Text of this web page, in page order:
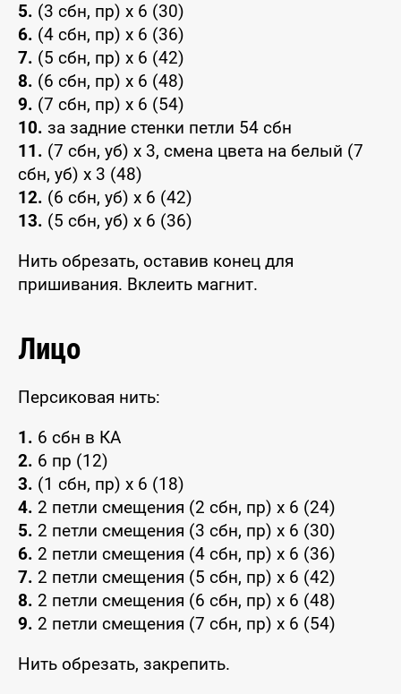
5. (3 сбн, пр) х 6 (30)
6. (4 сбн, пр) х 6 (36)
7. (5 сбн, пр) х 6 (42)
8. (6 сбн, пр) х 6 (48)
9. (7 сбн, пр) х 6 (54)
10. за задние стенки петли 54 сбн
11. (7 сбн, уб) х 3, смена цвета на белый (7
сбн, уб) х 3 (48)
12. (6 сбн, уб) х 6 (42)
13. (5 сбн, уб) х 6 (36)
Нить обрезать, оставив конец для
пришивания. Вклеить магнит.
Лицо
Персиковая нить:
1. 6 сбн в КА
2. 6 пр (12)
3. (1 сбн, пр) х 6 (18)
4. 2 петли смещения (2 сбн, пр) х 6 (24)
5. 2 петли смещения (3 сбн, пр) х 6 (30)
6. 2 петли смещения (4 сбн, пр) х 6 (36)
7. 2 петли смещения (5 сбн, пр) х 6 (42)
8. 2 петли смещения (6 сбн, пр) х 6 (48)
9. 2 петли смещения (7 сбн, пр) х 6 (54)
Нить обрезать, закрепить.